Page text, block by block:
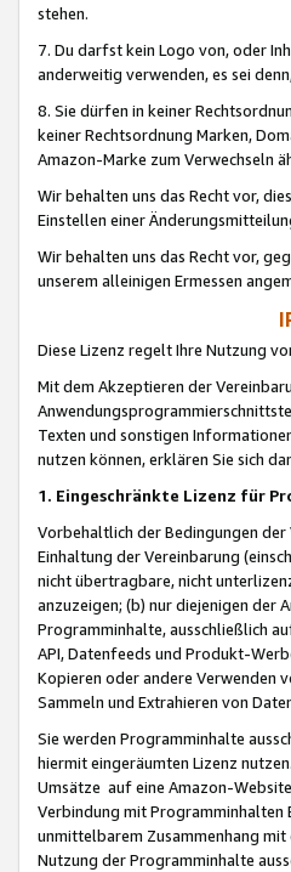
stehen.
7. Du darfst kein Logo von, oder
anderweitig verwenden, es sei
8. Sie dürfen in keiner
keiner Rechtsordnung Marken,
Amazon-Marke zum Verwechseln
Wir behalten uns das Recht vor,
Einstellen einer
Wir behalten uns das Recht vor,
unserem alleinigen Ermessen
Diese Lizenz regelt Ihre Nutzung
Mit dem Akzeptieren der
Texten und sonstigen
nutzen können, erklären Sie sich
1. Eingeschränkte Lizenz für
Vorbehaltlich der Bedingungen
Einhaltung der Vereinbarung
nicht übertragbare, nicht
anzuzeigen; (b) nur diejenigen der
Programminhalte, ausschließlich
API, Datenfeeds und Produkt-
Kopieren oder andere Verwenden
Sammeln und Extrahieren von
Sie werden Programminhalte
hiermit eingeräumten Lizenz
Umsätze auf eine Amazon-
Verbindung mit Programminhalten
unmittelbarem Zusammenhang
Nutzung der Programminhalte